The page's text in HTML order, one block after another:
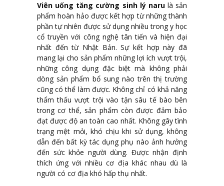
Viên uống tăng cường sinh lý narulà sản
phẩm hoàn hảo được kết hợp từ những thành
phần tự nhiên được sử dụng nhiều trong y học
cổ truyền với công nghệ tân tiến và hiện đại
nhất đến từ Nhật Bản. Sự kết hợp này đã
mang lại cho sản phẩm những lợi ích vượt trội,
những công dụng đặc biệt mà không phải
dòng sản phẩm bổ sung nào trên thị trường
cũng có thể làm được. Không chỉ có khả năng
thẩm thấu vượt trội vào tận sâu tế bào bên
trong cơ thể, sản phẩm còn được đảm bảo
đạt được độ an toàn cao nhất. Không gây tình
trạng mệt mỏi, khó chịu khi sử dụng, không
dẫn đến bất kỳ tác dụng phụ nào ảnh hưởng
đến sức khỏe người dùng. Được nhận định
thích ứng với nhiều cơ địa khác nhau dù là
người có cơ địa khó hấp thụ nhất.